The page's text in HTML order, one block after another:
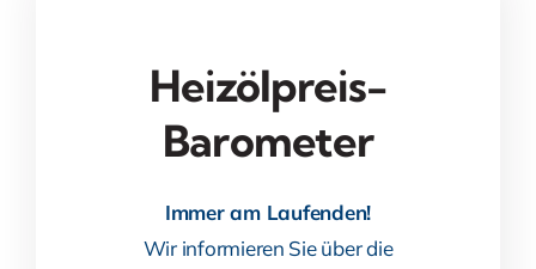
Heizölpreis-
Barometer
Immer am Laufenden!
Wir informieren Sie über die